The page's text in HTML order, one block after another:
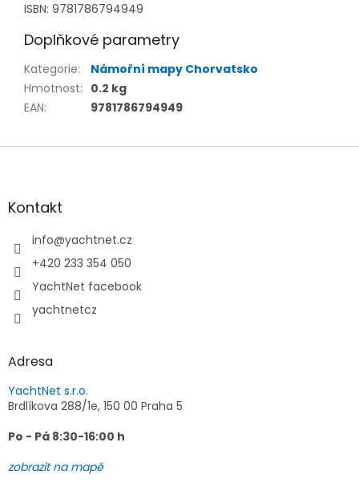
ISBN: 9781786794949
Doplňkové parametry
Kategorie:
Námořní mapy Chorvatsko
Hmotnost: 0.2 kg
EAN: 9781786794949
Z
aKontakt
info@yachtnet.cz
+420 233 354 050
YachtNet facebook
yachtnetcz
Adresa
YachtNet s.r.o.
Brdlíkova 288/1e, 150 00 Praha 5
Po - Pá 8:30-16:00 h
zobrazit na mapě